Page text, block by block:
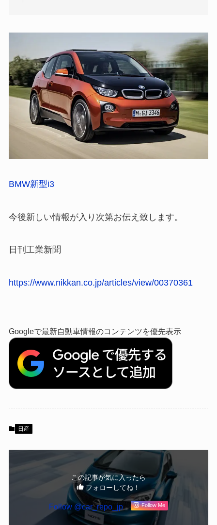
BMW新型i3
今後新しい情報が入り次第お伝え致します。
日刊工業新聞
https://www.nikkan.co.jp/articles/view/00370361
Googleで最新自動車情報のコンテンツを優先表示
日産
この記事が気に入ったら
フォローしてね！
Follow @car_repo_jp Follow Me